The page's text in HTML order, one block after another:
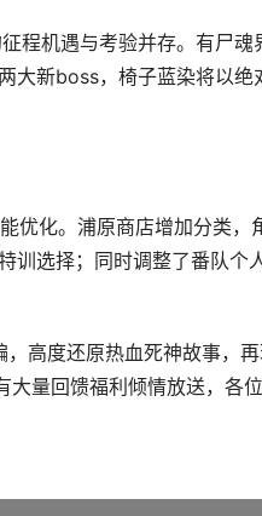
程机遇与考验并存。有尸魂
大新boss，椅子蓝染将以绝
化。浦原商店增加分类，
选择；同时调整了番队个
高度还原热血死神故事，
大量回馈福利倾情放送，各